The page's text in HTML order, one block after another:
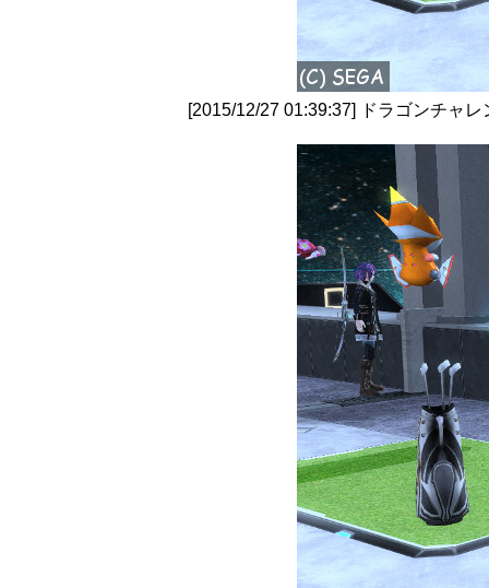
[2015/12/27 01:39:37] ドラゴンチャ